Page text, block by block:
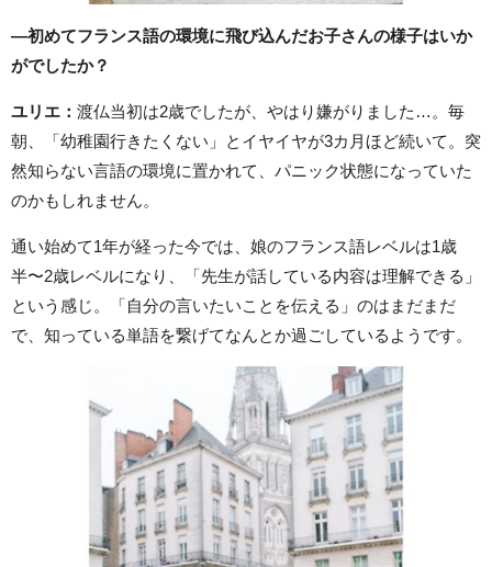
―初めてフランス語の環境に飛び込んだお子さんの様子はいか
がでしたか？
ユリエ： 渡仏当初は2歳でしたが、やはり嫌がりました…。毎
朝、「幼稚園行きたくない」とイヤイヤが3カ月ほど続いて。突
然知らない言語の環境に置かれて、パニック状態になっていた
のかもしれません。
通い始めて1年が経った今では、娘のフランス語レベルは1歳
半〜2歳レベルになり、「先生が話している内容は理解できる」
という感じ。「自分の言いたいことを伝える」のはまだまだ
で、知っている単語を繋げてなんとか過ごしているようです。